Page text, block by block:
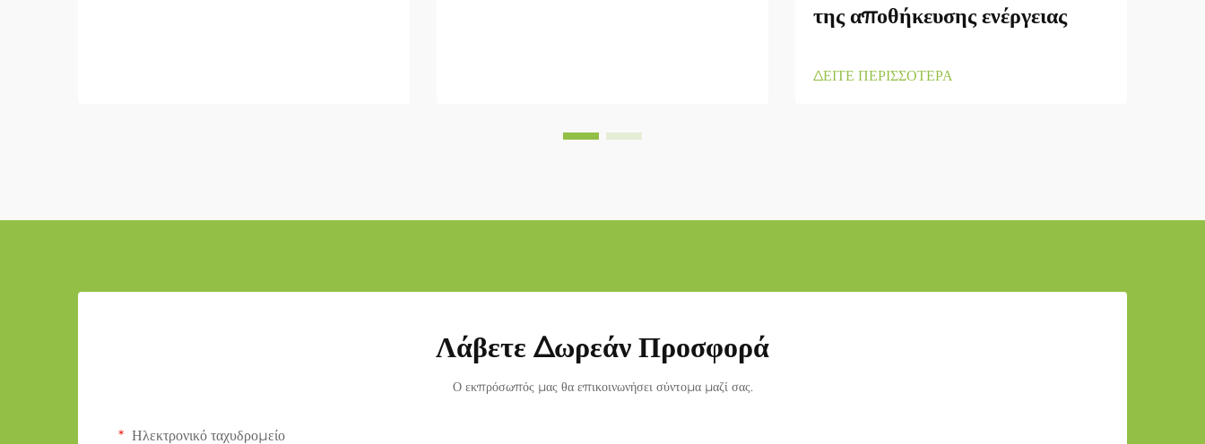
της αποθήκευσης ενέργειας
ΔΕΙΤΕ ΠΕΡΙΣΣΟΤΕΡΑ
Λάβετε Δωρεάν Προσφορά
Ο εκπρόσωπός μας θα επικοινωνήσει σύντομα μαζί σας.
Ηλεκτρονικό ταχυδρομείο